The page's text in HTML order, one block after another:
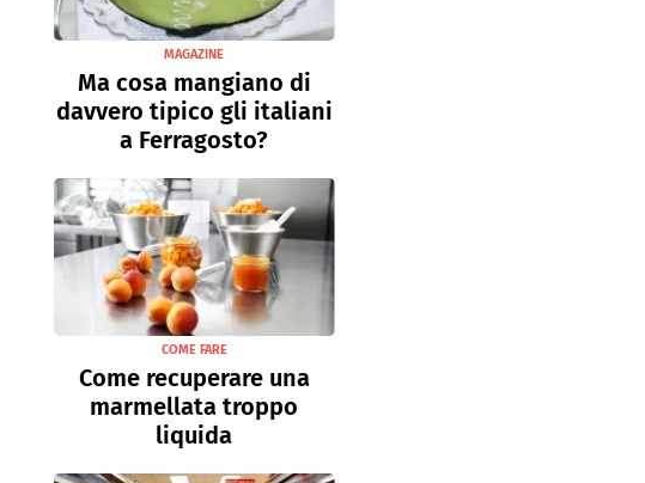
MAGAZINE
Ma cosa mangiano di
davvero tipico gli italiani
a Ferragosto?
COME FARE
Come recuperare una
marmellata troppo
liquida